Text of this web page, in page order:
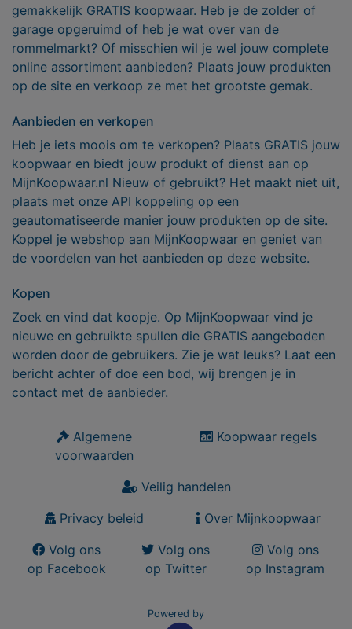
gemakkelijk GRATIS koopwaar. Heb je de zolder of
garage opgeruimd of heb je wat over van de
rommelmarkt? Of misschien wil je wel jouw complete
online assortiment aanbieden? Plaats jouw produkten
op de site en verkoop ze met het grootste gemak.
Aanbieden en verkopen
Heb je iets moois om te verkopen? Plaats GRATIS jouw
koopwaar en biedt jouw produkt of dienst aan op
MijnKoopwaar.nl Nieuw of gebruikt? Het maakt niet uit,
plaats met onze API koppeling op een
geautomatiseerde manier jouw produkten op de site.
Koppel je webshop aan MijnKoopwaar en geniet van
de voordelen van het aanbieden op deze website.
Kopen
Zoek en vind dat koopje. Op MijnKoopwaar vind je
nieuwe en gebruikte spullen die GRATIS aangeboden
worden door de gebruikers. Zie je wat leuks? Laat een
bericht achter of doe een bod, wij brengen je in
contact met de aanbieder.
Algemene
voorwaarden
Koopwaar regels
Veilig handelen
Privacy beleid
Over Mijnkoopwaar
Volg ons
op Facebook
Volg ons
op Twitter
Volg ons
op Instagram
Powered by